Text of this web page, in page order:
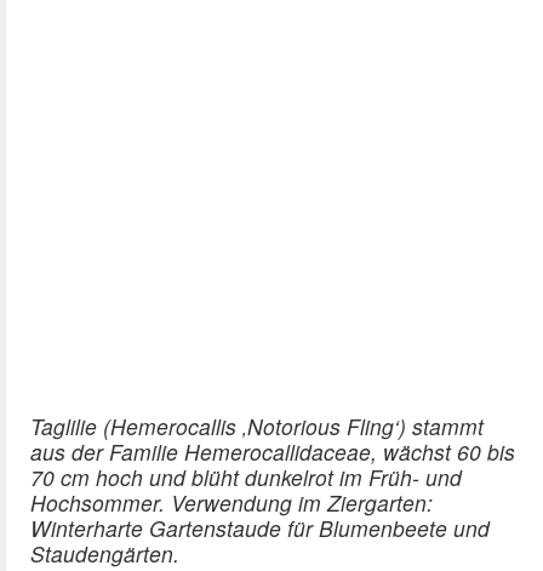
Taglilie (Hemerocallis ‚Notorious Fling‘) stammt
aus der Familie Hemerocallidaceae, wächst 60 bis
70 cm hoch und blüht dunkelrot im Früh- und
Hochsommer. Verwendung im Ziergarten:
Winterharte Gartenstaude für Blumenbeete und
Staudengärten.